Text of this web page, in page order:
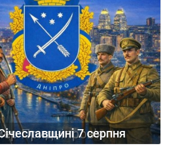
7 серпня